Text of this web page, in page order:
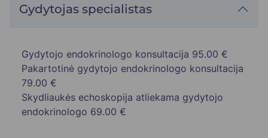
Gydytojas specialistas
Gydytojo endokrinologo konsultacija 95.00 €
Pakartotinė gydytojo endokrinologo konsultacija
79.00 €
Skydliaukės echoskopija atliekama gydytojo
endokrinologo 69.00 €